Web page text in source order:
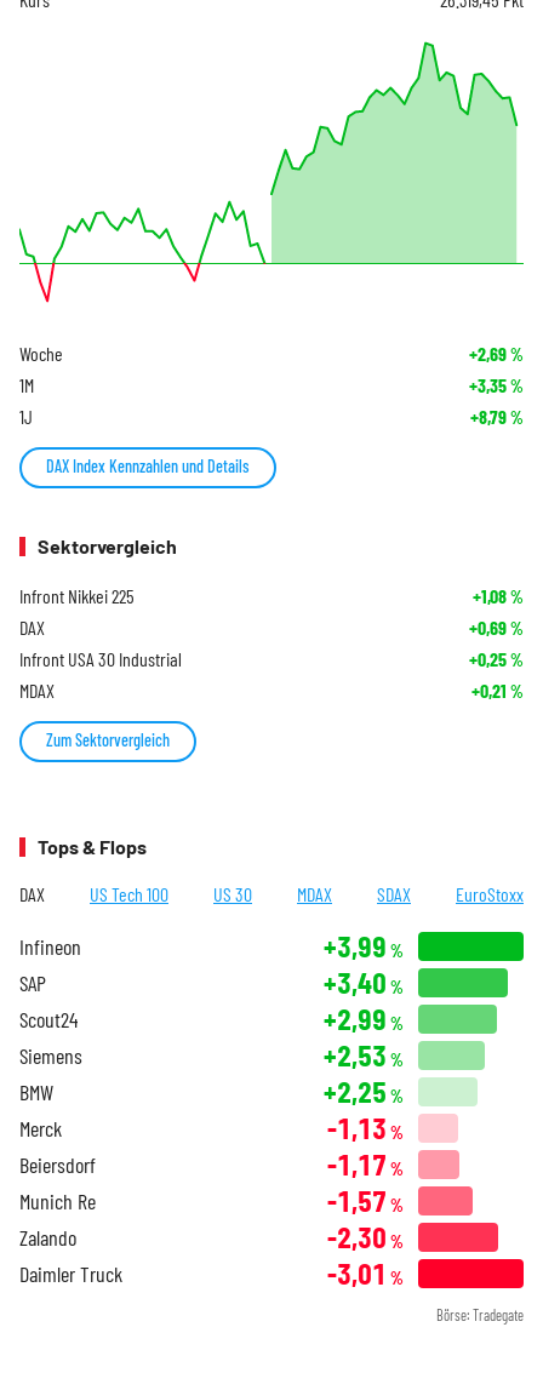
Woche +2,69%
1M +3,35%
1J +8,79%
DAX Index Kennzahlen und Details
Sektorvergleich
Infront Nikkei 225 +1,08%
DAX +0,69%
Infront USA 30 Industrial +0,25%
MDAX +0,21 %
Zum Sektorvergleich
Tops & Flops
DAX US Tech 100 US 30 MDAX SDAX EuroStoxx
Infineon +3,99 %
SAP +3,40 %
Scout24 +2,99 %
Siemens +2,53 %
BMW +2,25 %
Merck -1,13 %
Beiersdorf -1,17 %
Munich Re -1,57 %
Zalando -2,30 %
Daimler Truck -3,01 %
Börse: Tradegate